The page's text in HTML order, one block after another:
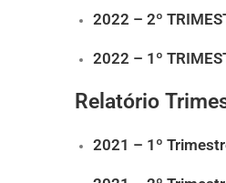
2022 – 2º
2022 – 1º
Relatório
2021 – 1º